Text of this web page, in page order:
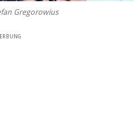
Gregorowius